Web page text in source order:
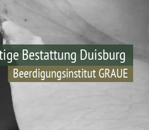
Bestattung Duisburg
Beerdigungsinstitut GRAUE